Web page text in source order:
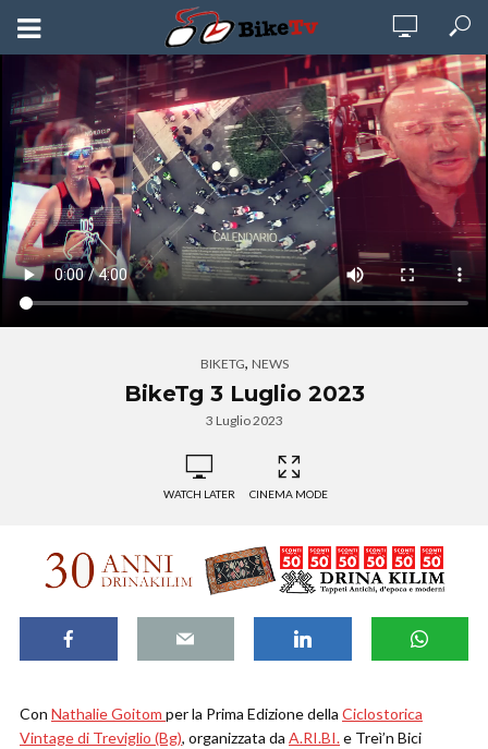
BIKETG, NEWS
BikeTg 3 Luglio 2023
3 Luglio 2023
WATCH LATER CINEMA MODE
Con Nathalie Goitom per la Prima Edizione della Ciclostorica
Vintage di Treviglio (Bg), organizzata da A.RI.BI.e Treì’n Bici